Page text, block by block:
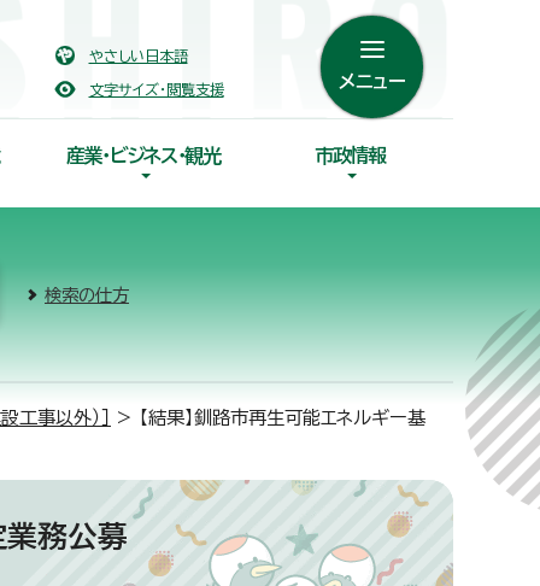
やさしい日本語
文字サイズ・閲覧支援 メニュー
産業・ビジネス・観光 市政情報
検索の仕方
工事以外）］ > 【結果】釧路市再生可能エネルギー基
業務公募